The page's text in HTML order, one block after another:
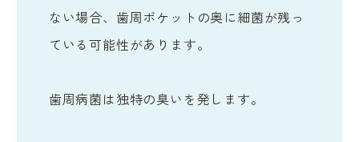
ない場合、歯周ポケットの奥に細菌が残っ
ている可能性があります。
歯周病菌は独特の臭いを発します。